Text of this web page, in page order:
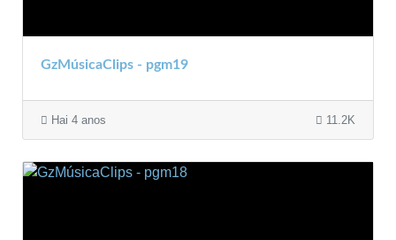
GzMúsicaClips - pgm19
Hai 4 anos 11.2K